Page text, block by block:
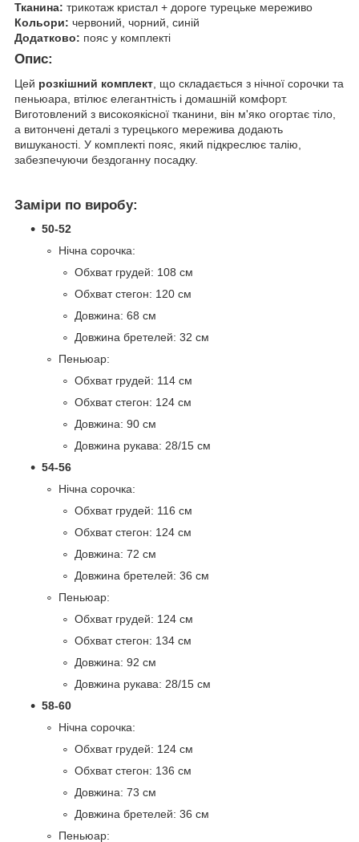
Тканина: трикотаж кристал + дороге турецьке мереживо
Кольори: червоний, чорний, синій
Додатково: пояс у комплекті
Опис:
Цей розкішний комплект , що складається з нічної сорочки та
пеньюара, втілює елегантність і домашній комфорт.
Виготовлений з високоякісної тканини, він м'яко огортає тіло,
а витончені деталі з турецького мережива додають
вишуканості. У комплекті пояс, який підкреслює талію,
забезпечуючи бездоганну посадку.
Заміри по виробу:
50-52
Нічна сорочка:
Обхват грудей: 108 см
Обхват стегон: 120 см
Довжина: 68 см
Довжина бретелей: 32 см
Пеньюар:
Обхват грудей: 114 см
Обхват стегон: 124 см
Довжина: 90 см
Довжина рукава: 28/15 см
54-56
Нічна сорочка:
Обхват грудей: 116 см
Обхват стегон: 124 см
Довжина: 72 см
Довжина бретелей: 36 см
Пеньюар:
Обхват грудей: 124 см
Обхват стегон: 134 см
Довжина: 92 см
Довжина рукава: 28/15 см
58-60
Нічна сорочка:
Обхват грудей: 124 см
Обхват стегон: 136 см
Довжина: 73 см
Довжина бретелей: 36 см
Пеньюар: